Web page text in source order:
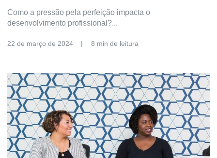
Como a pressão pela perfeição impacta o
desenvolvimento profissional?...
22 de março de 2024 8 min de leitura